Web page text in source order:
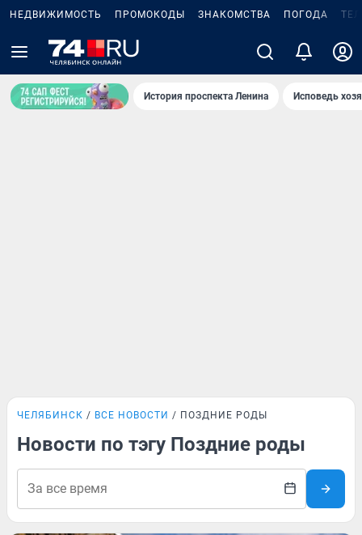
НЕДВИЖИМОСТЬ ПРОМОКОДЫ ЗНАКОМСТВА ПОГОДА
История проспекта Ленина Исповедь
ЧЕЛЯБИНСК ВСЕ НОВОСТИ ПОЗДНИЕ РОДЫ
Новости по тэгу Поздние роды